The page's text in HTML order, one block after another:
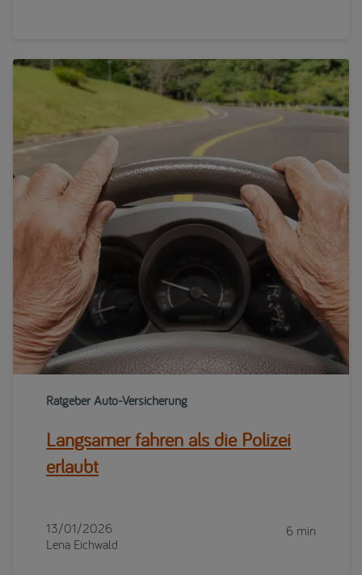
Ratgeber Auto-Versicherung
Langsamer fahren als die Polizei
erlaubt
13/01/2026
Lena Eichwald
6 min